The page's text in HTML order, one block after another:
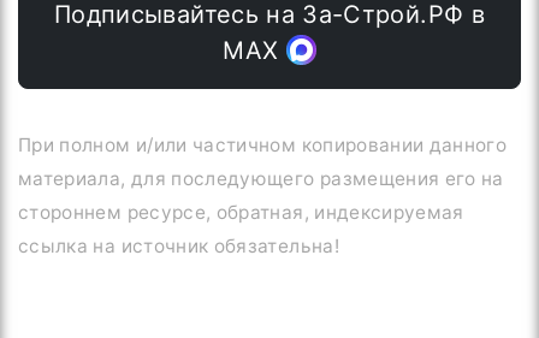
Подписывайтесь на За-Строй.РФ в
МАХ
При полном и/или частичном копировании данного
материала, для последующего размещения его на
стороннем ресурсе, обратная, индексируемая
ссылка на источник обязательна!